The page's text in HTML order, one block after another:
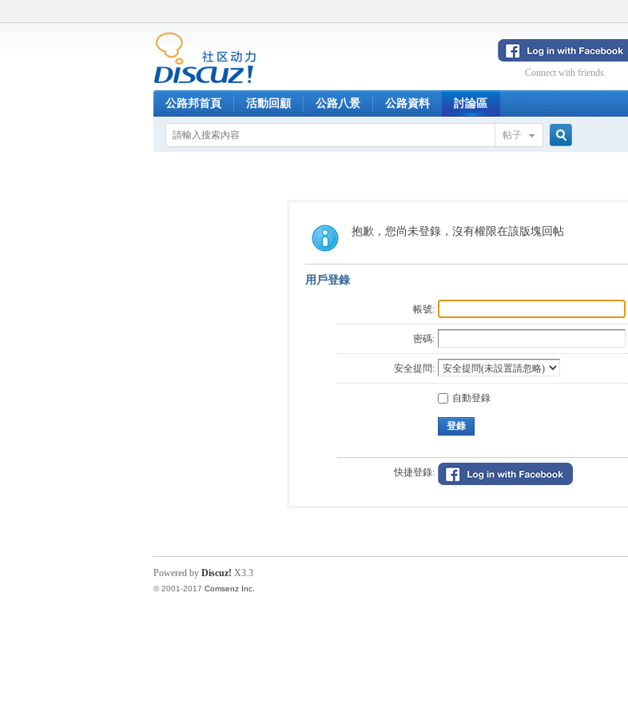
Connect with friends.
公路邦首頁 活動回顧 公路八景 公路資料 討論區
帖子
索
抱歉，您尚未登錄，沒有權限在該版塊回帖
用戶登錄
帳號:
密碼:
安全提問:
自動登錄
登錄
快捷登錄:
Powered by Discuz! X3.3
© 2001-2017 Comsenz Inc.